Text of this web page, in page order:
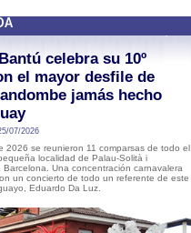
celebra su 10º
el mayor desfile de
jamás hecho
07/2026
2026 se reunieron 11 comparsas de todo el
localidad de Palau-Solità i
Una concentración carnavalera
un concierto de todo un referente de este
Eduardo Da Luz.